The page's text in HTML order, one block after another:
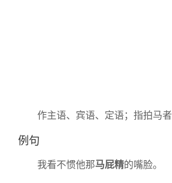
作主语、宾语、定语；指拍马者
例句
我看不惯他那马屁精的嘴脸。